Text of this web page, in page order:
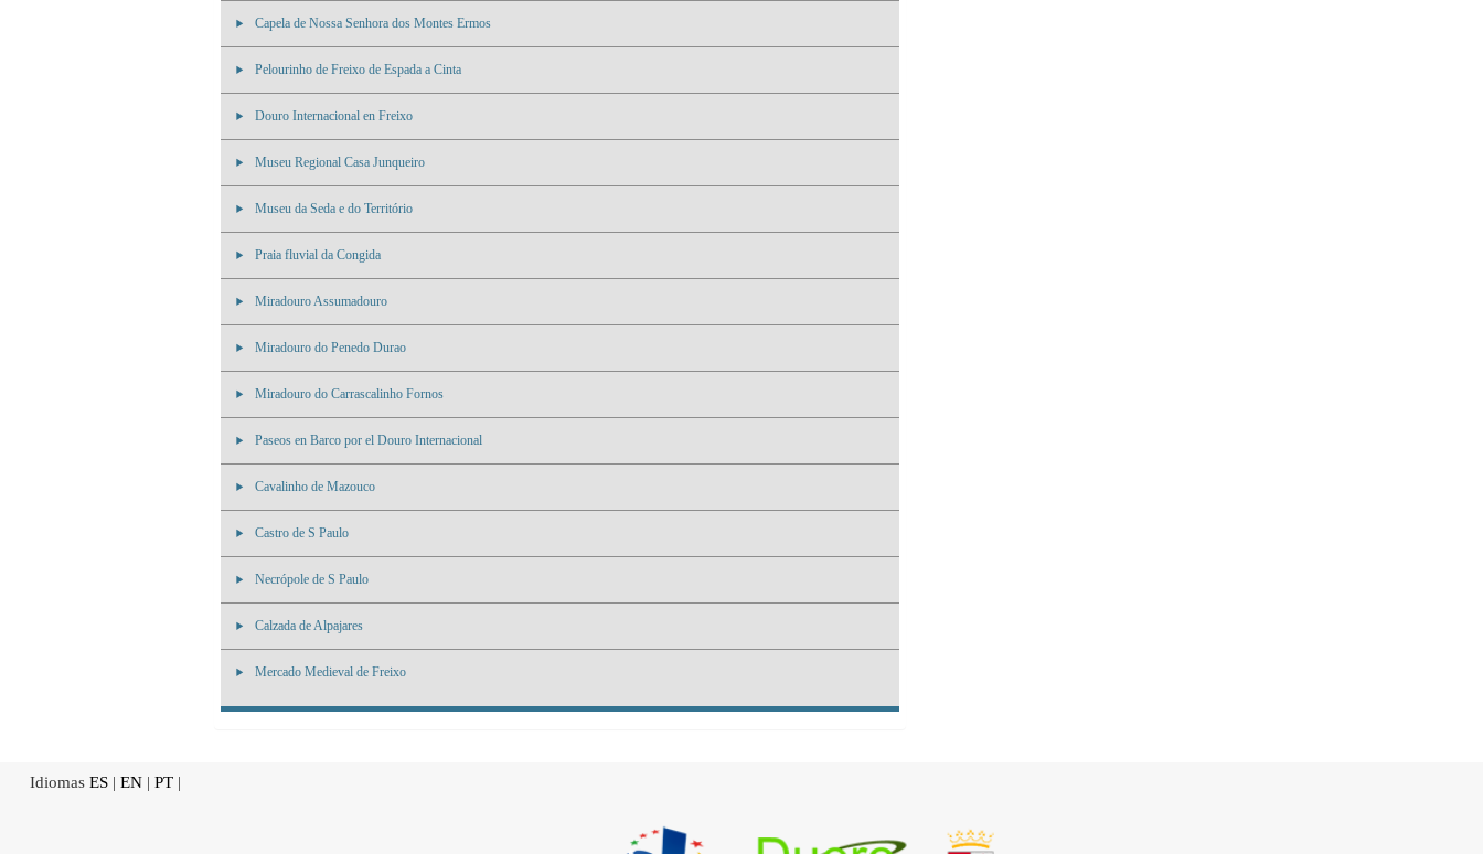
Capela de Nossa Senhora dos Montes Ermos
Pelourinho de Freixo de Espada a Cinta
Douro Internacional en Freixo
Museu Regional Casa Junqueiro
Museu da Seda e do Território
Praia fluvial da Congida
Miradouro Assumadouro
Miradouro do Penedo Durao
Miradouro do Carrascalinho Fornos
Paseos en Barco por el Douro Internacional
Cavalinho de Mazouco
Castro de S Paulo
Necrópole de S Paulo
Calzada de Alpajares
Mercado Medieval de Freixo
Idiomas ES | EN | PT |